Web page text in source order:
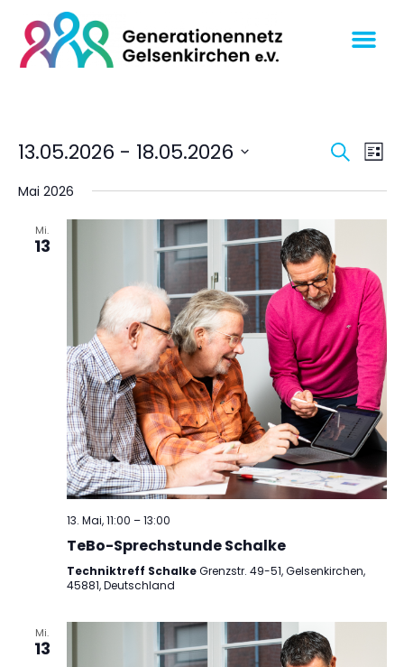
SUCHELISTE
13.05.2026 - 18.05.2026
wählen.
Mai 2026
Mi.
13
13. Mai, 11:00 –13:00
TeBo-Sprechstunde Schalke
Techniktreff SchalkeGrenzstr. 49-51, Gelsenkirchen,
45881, Deutschland
Mi.
13